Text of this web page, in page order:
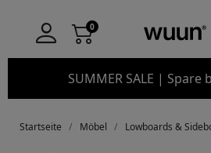
SUMMER SALE | Spare
Startseite Möbel Lowboards &